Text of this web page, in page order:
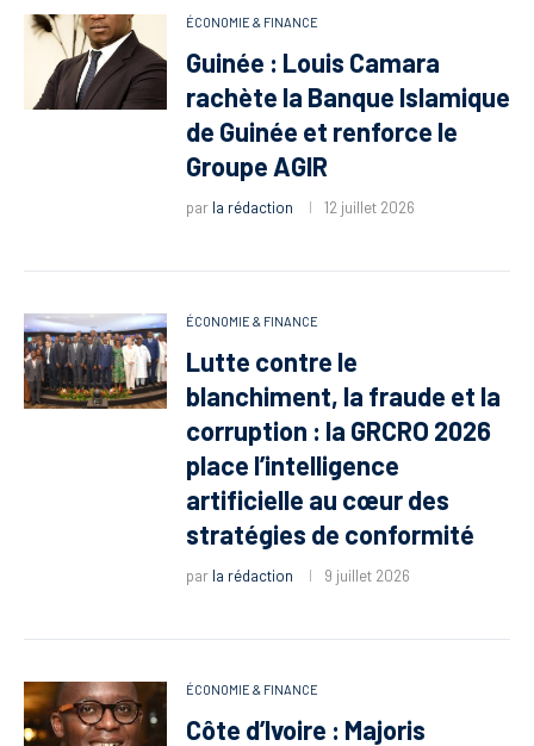
ÉCONOMIE & FINANCE
Guinée : Louis Camara
rachète la Banque Islamique
de Guinée et renforce le
Groupe AGIR
par la rédaction 12 juillet 2026
ÉCONOMIE & FINANCE
Lutte contre le
blanchiment, la fraude et la
corruption : la GRCRO 2026
place l’intelligence
artificielle au cœur des
stratégies de conformité
par la rédaction 9 juillet 2026
ÉCONOMIE & FINANCE
Côte d’Ivoire : Majoris